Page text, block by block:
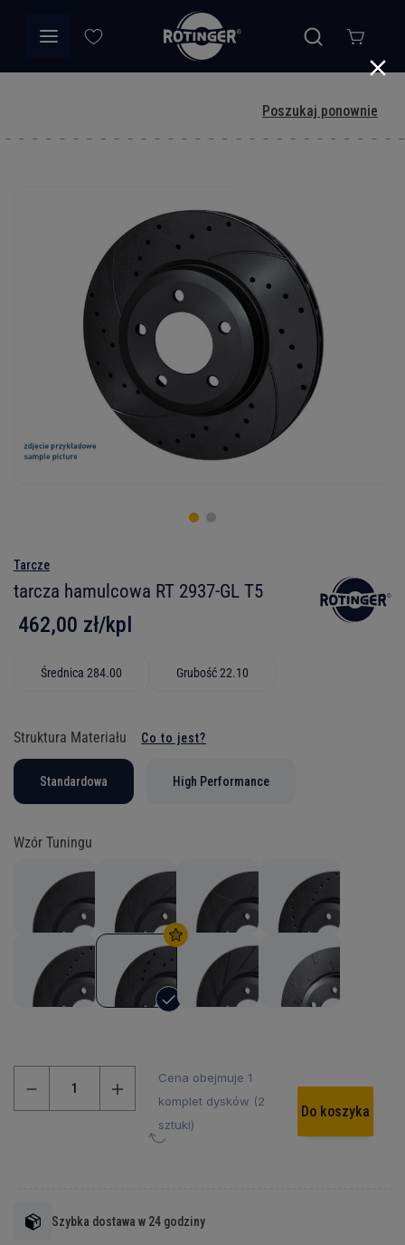
Poszukaj ponownie
Tarcze
tarcza hamulcowa RT 2937-GL T5
462,00 zł/kpl
Średnica 284.00 Grubość 22.10
Struktura Materiału Co to jest?
Standardowa High Performance
Wzór Tuningu
Cena obejmuje 1
komplet dysków (2
sztuki)
Do koszyka
Szybka dostawa w 24 godziny